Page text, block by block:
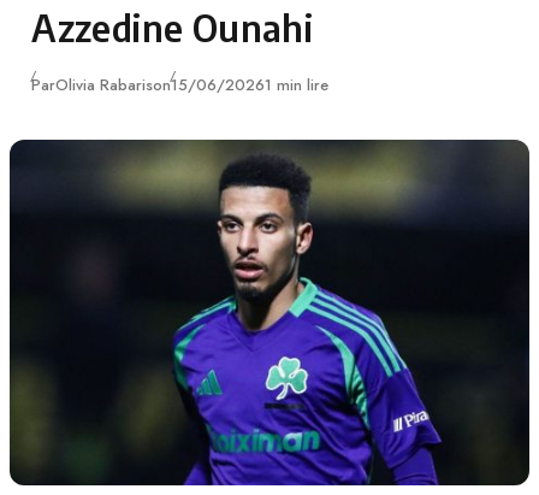
Azzedine Ounahi
ParOlivia RabarisonPublié
15/06/20261 min lire